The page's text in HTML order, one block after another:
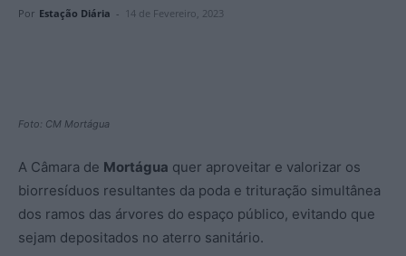
Por Estação Diária - 14 de Fevereiro, 2023
Foto: CM Mortágua
A Câmara de Mortágua quer aproveitar e valorizar os
biorresíduos resultantes da poda e trituração simultânea
dos ramos das árvores do espaço público, evitando que
sejam depositados no aterro sanitário.